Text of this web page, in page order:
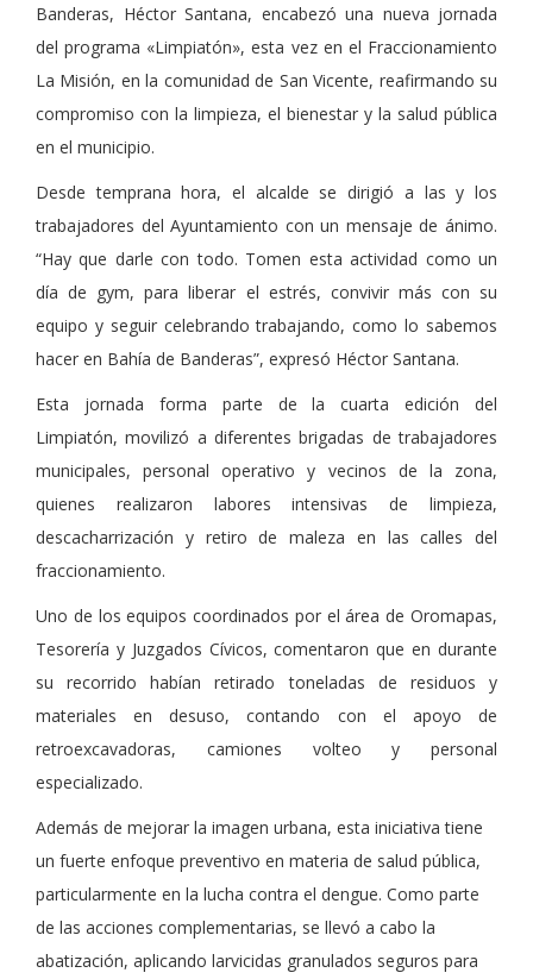
Banderas, Héctor Santana, encabezó una nueva jornada
del programa «Limpiatón», esta vez en el Fraccionamiento
La Misión, en la comunidad de San Vicente, reafirmando su
compromiso con la limpieza, el bienestar y la salud pública
en el municipio.
Desde temprana hora, el alcalde se dirigió a las y los
trabajadores del Ayuntamiento con un mensaje de ánimo.
“Hay que darle con todo. Tomen esta actividad como un
día de gym, para liberar el estrés, convivir más con su
equipo y seguir celebrando trabajando, como lo sabemos
hacer en Bahía de Banderas”, expresó Héctor Santana.
Esta jornada forma parte de la cuarta edición del
Limpiatón, movilizó a diferentes brigadas de trabajadores
municipales, personal operativo y vecinos de la zona,
quienes realizaron labores intensivas de limpieza,
descacharrización y retiro de maleza en las calles del
fraccionamiento.
Uno de los equipos coordinados por el área de Oromapas,
Tesorería y Juzgados Cívicos, comentaron que en durante
su recorrido habían retirado toneladas de residuos y
materiales en desuso, contando con el apoyo de
retroexcavadoras, camiones volteo y personal
especializado.
Además de mejorar la imagen urbana, esta iniciativa tiene
un fuerte enfoque preventivo en materia de salud pública,
particularmente en la lucha contra el dengue. Como parte
de las acciones complementarias, se llevó a cabo la
abatización, aplicando larvicidas granulados seguros para